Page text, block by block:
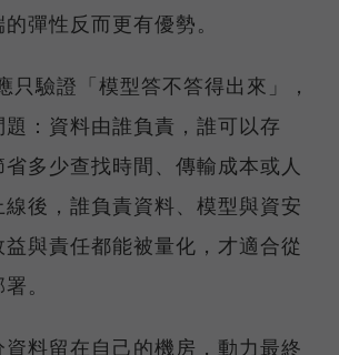
彈性反而更有優勢。
只驗證「模型答不答得出來」，
：資料由誰負責，誰可以存
多少查找時間、傳輸成本或人
後，誰負責資料、模型與資安
與責任都能被量化，才適合從
。
料留在自己的機房，動力最終